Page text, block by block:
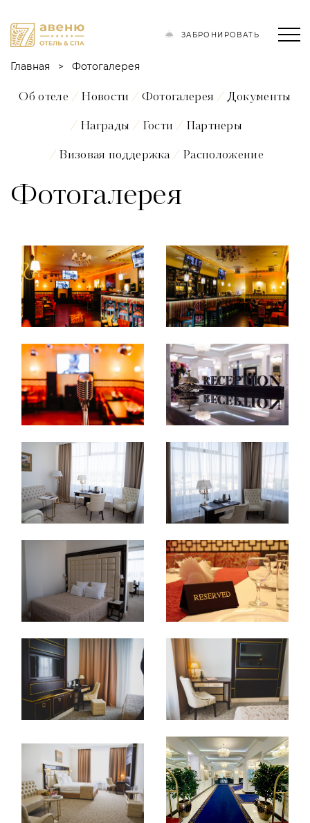
ЗАБРОНИРОВАТЬ
Главная Фотогалерея
Об отеле Новости Фотогалерея Документы
Награды Гости Партнеры
Визовая поддержка Расположение
Фотогалерея